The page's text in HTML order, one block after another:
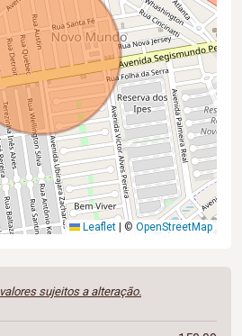
Leaflet © OpenStreetMap
valores sujeitos a alteração.